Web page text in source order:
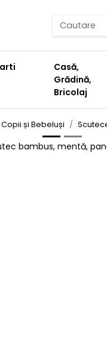
Casă,
Grădină,
Bricolaj
și Bebeluși